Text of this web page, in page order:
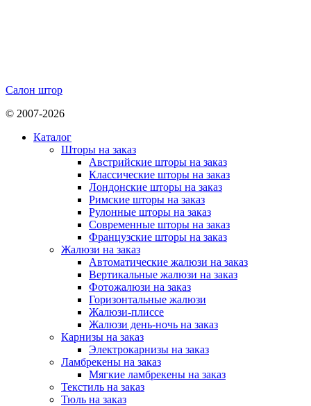
Салон штор
© 2007-2026
Каталог
Шторы на заказ
Австрийские шторы на заказ
Классические шторы на заказ
Лондонские шторы на заказ
Римские шторы на заказ
Рулонные шторы на заказ
Современные шторы на заказ
Французские шторы на заказ
Жалюзи на заказ
Автоматические жалюзи на заказ
Вертикальные жалюзи на заказ
Фотожалюзи на заказ
Горизонтальные жалюзи
Жалюзи-плиссе
Жалюзи день-ночь на заказ
Карнизы на заказ
Электрокарнизы на заказ
Ламбрекены на заказ
Мягкие ламбрекены на заказ
Текстиль на заказ
Тюль на заказ